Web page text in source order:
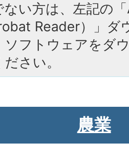
い方は、左記の
Reader）」ダ
ソフトウェアをダ
さい。
農業